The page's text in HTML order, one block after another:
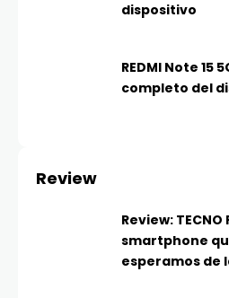
dispositivo
REDMI Note 15
completo del
Review
Review: TECNO
smartphone
esperamos de